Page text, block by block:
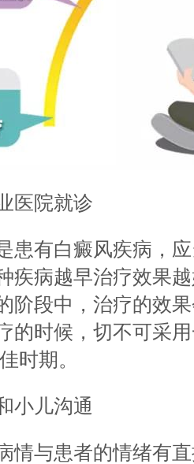
院就诊
有白癜风疾病，应
疾病越早治疗效果
阶段中，治疗的效
的时候，切不可采
时期。
儿沟通
与患者的情绪有直